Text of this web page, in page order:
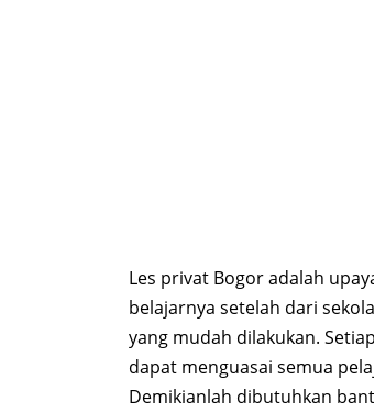
Les privat Bogor adalah
belajarnya setelah dari
yang mudah dilakukan.
dapat menguasai semua
Demikianlah dibutuhkan